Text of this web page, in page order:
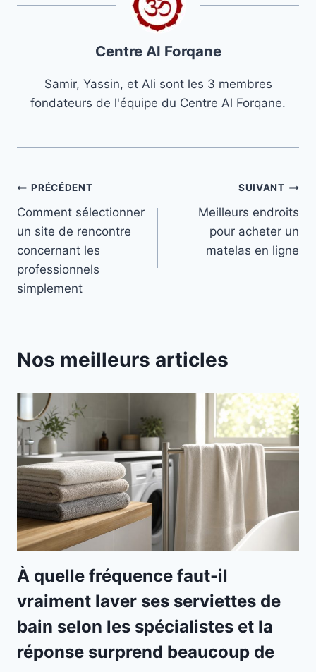
Centre Al Forqane
Samir, Yassin, et Ali sont les 3 membres
fondateurs de l'équipe du Centre Al Forqane.
Navigation
de
l’article
PRÉCÉDENT
Comment sélectionner
un site de rencontre
concernant les
professionnels
simplement
SUIVANT
Meilleurs endroits
pour acheter un
matelas en ligne
Nos meilleurs articles
À quelle fréquence faut-il
vraiment laver ses serviettes de
bain selon les spécialistes et la
réponse surprend beaucoup de